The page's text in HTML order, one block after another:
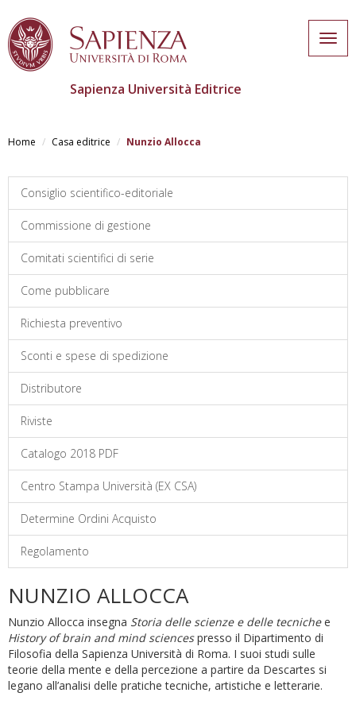
main
Sapienza Università Editrice
Home Casa editrice Nunzio Allocca
Consiglio scientifico-editoriale
Commissione di gestione
Comitati scientifici di serie
Come pubblicare
Richiesta preventivo
Sconti e spese di spedizione
Distributore
Riviste
Catalogo 2018 PDF
Centro Stampa Università (EX CSA)
Determine Ordini Acquisto
Regolamento
NUNZIO ALLOCCA
Nunzio Allocca insegna Storia delle scienze e delle tecnichee
History of brain and mind sciencespresso il Dipartimento di
Filosofia della Sapienza Università di Roma. I suoi studi sulle
teorie della mente e della percezione a partire da Descartes si
legano all’analisi delle pratiche tecniche, artistiche e letterarie.